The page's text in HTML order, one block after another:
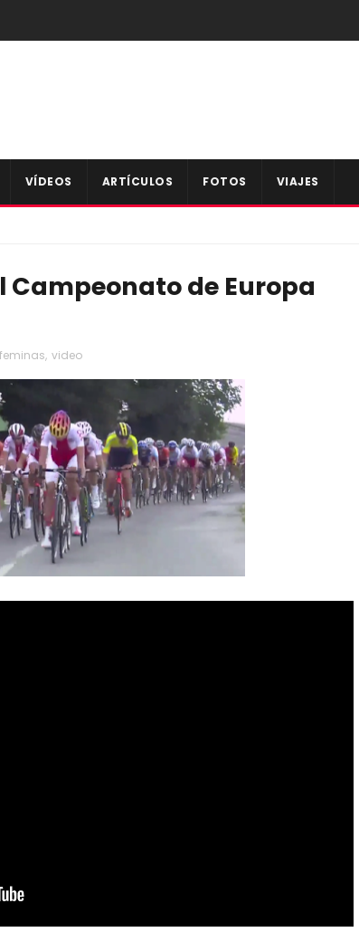
VÍDEOS ARTÍCULOS FOTOS VIAJES
Campeonato de Europa
feminas, video